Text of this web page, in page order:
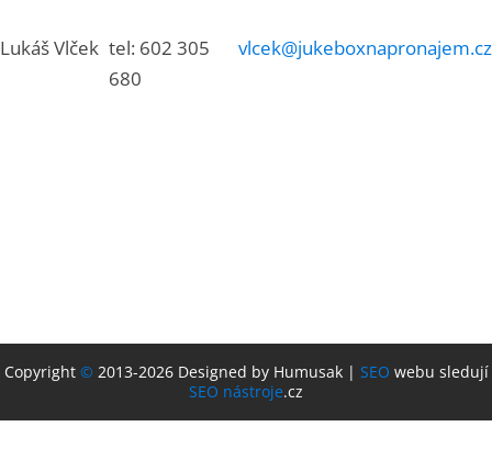
Lukáš Vlček tel: 602 305
680
vlcek@jukeboxnapronajem.cz
Copyright © 2013-2026 Designed by Humusak | SEO webu sledují
SEO nástroje.cz